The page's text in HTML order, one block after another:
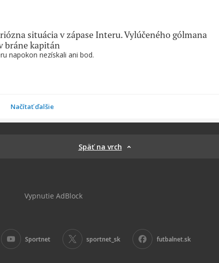
napokon nezískali ani bod.
situácia v zápase Interu. Vylúčeného gólmana
bráne kapitán
Načítať ďalšie
Späť na vrch
Vypnutie AdBlock
Sportnet sportnet_sk futbalnet.sk